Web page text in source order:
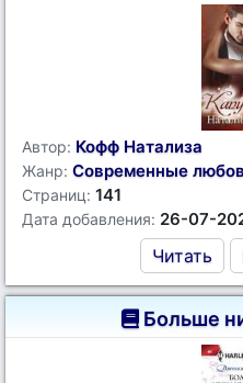
Автор: Кофф Натализа
Жанр: Современные
Страниц: 141
Дата добавления: 26-07-
Читать
Больше